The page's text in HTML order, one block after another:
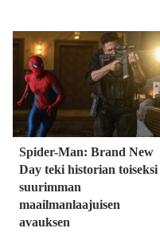
Spider-Man: Brand New
Day teki historian toiseksi
suurimman
maailmanlaajuisen
avauksen